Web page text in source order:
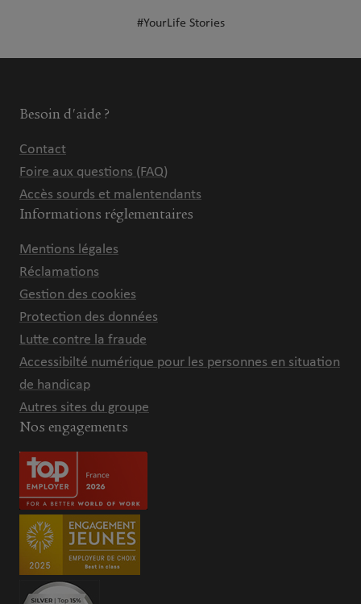
#YourLife Stories
Besoin d'aide ?
Contact
Foire aux questions (FAQ)
Accès sourds et malentendants
Informations réglementaires
Mentions légales
Réclamations
Gestion des cookies
Protection des données
Lutte contre la fraude
Accessibilté numérique pour les personnes en situation
de handicap
Autres sites du groupe
Nos engagements